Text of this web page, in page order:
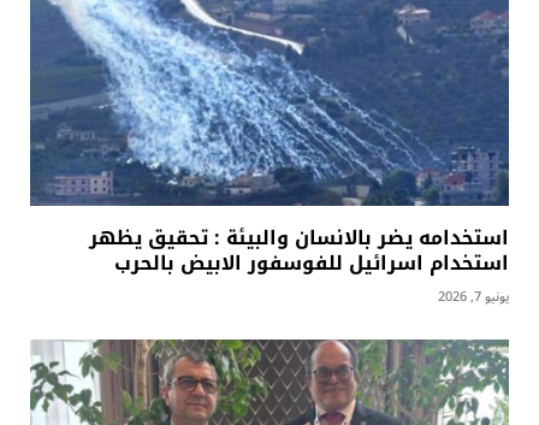
استخدامه يضر بالانسان والبيئة : تحقيق يظهر
استخدام اسرائيل للفوسفور الابيض بالحرب
يونيو 7, 2026